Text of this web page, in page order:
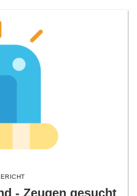
- Zeugen gesucht